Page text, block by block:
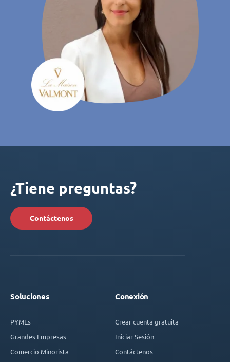
¿Tiene preguntas?
Contáctenos
Soluciones
PYMEs
Grandes Empresas
Comercio Minorista
Conexión
Crear cuenta gratuita
Iniciar Sesión
Contáctenos